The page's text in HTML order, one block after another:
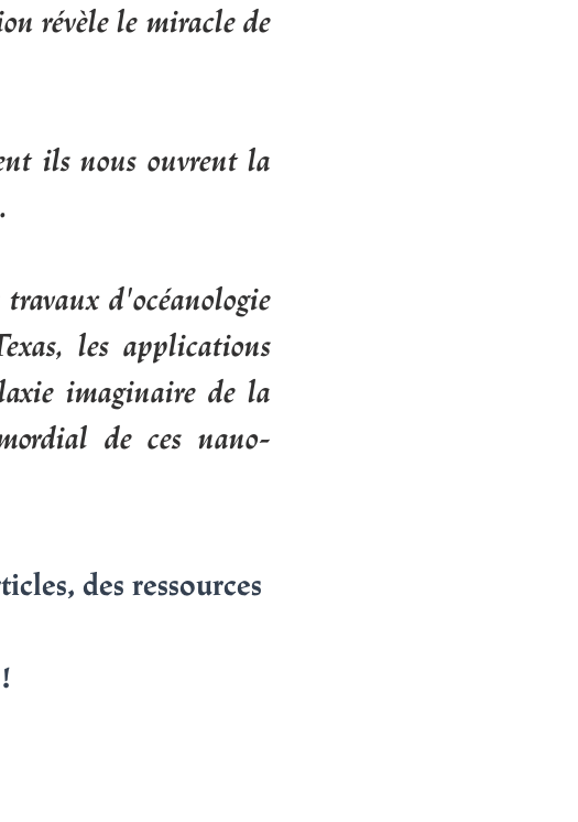
révèle le miracle de
ils nous ouvrent la
travaux d'océanologie
les applications
imaginaire de la
de ces nano-
des ressources